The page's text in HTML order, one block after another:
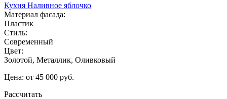
Кухня Наливное яблочко
Материал фасада:
Пластик
Стиль:
Современный
Цвет:
Золотой, Металлик, Оливковый
Цена: от 45 000 руб.
Рассчитать